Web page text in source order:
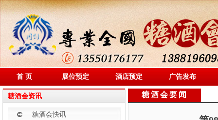
首 页 展位预定 酒店预定 广告发布
糖酒会资讯
糖酒会快讯
糖酒会要闻